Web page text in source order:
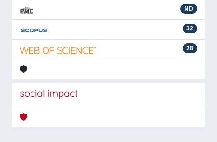
ND
32
28
social impact